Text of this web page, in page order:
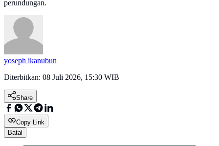
perundungan.
yoseph ikanubun
Diterbitkan: 08 Juli 2026, 15:30 WIB
Share
Copy Link
Batal